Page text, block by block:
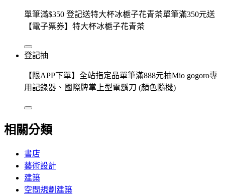
單筆滿$350 登記送特大杯冰梔子花青茶單筆滿350元送
【電子票券】特大杯冰梔子花青茶
登記抽
【限APP下單】全站指定品單筆滿888元抽Mio gogoro專
用記錄器、國際牌掌上型電鬍刀 (顏色隨機)
相關分類
書店
藝術設計
建築
空間規劃建築